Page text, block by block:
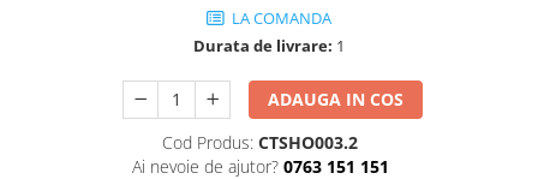
LA COMANDA
Durata de livrare: 1
ADAUGA IN COS
Cod Produs: CTSHO003.2
Ai nevoie de ajutor? 0763 151 151